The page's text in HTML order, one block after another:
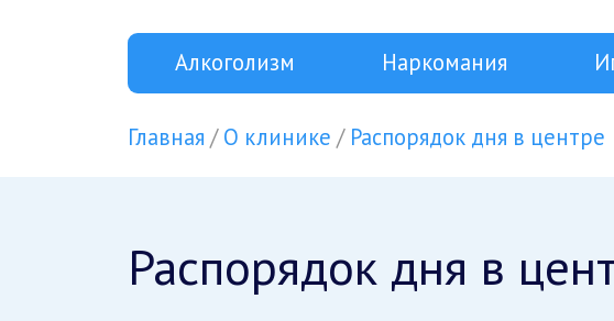
Алкоголизм Наркомания
Главная О клинике Распорядок дня в центре
Распорядок дня в